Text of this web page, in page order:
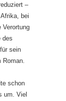
–
bei
Verortung
des
sein
schon
um. Viel